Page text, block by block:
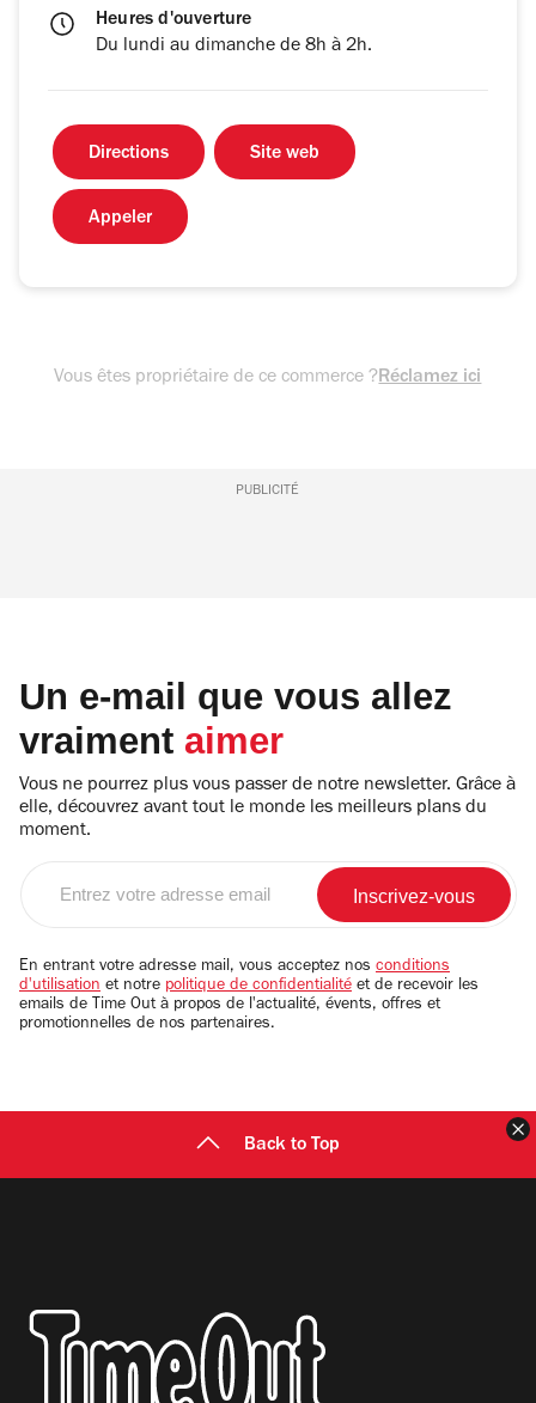
Heures d'ouverture
Du lundi au dimanche de 8h à 2h.
Directions Site web
Appeler
Vous êtes propriétaire de ce commerce ?Réclamez ici
PUBLICITÉ
Un e-mail que vous allez
vraiment aimer
Vous ne pourrez plus vous passer de notre newsletter. Grâce à
elle, découvrez avant tout le monde les meilleurs plans du
moment.
email
En entrant votre adresse mail, vous acceptez nos conditions
d'utilisation et notre politique de confidentialité et de recevoir les
emails de Time Out à propos de l'actualité, évents, offres et
promotionnelles de nos partenaires.
Back to Top